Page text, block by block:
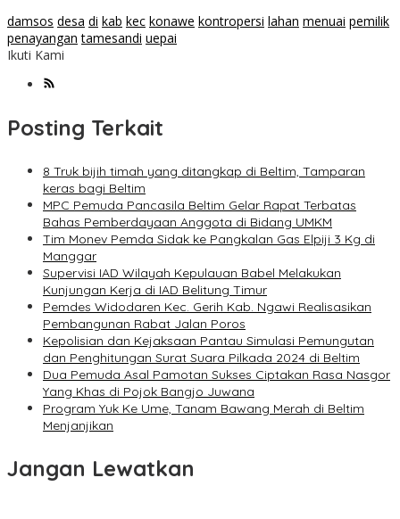
damsos desa di kab kec konawe kontropersi lahan menuai pemilik
penayangan tamesandi uepai
Ikuti Kami
Posting Terkait
8 Truk bijih timah yang ditangkap di Beltim, Tamparan
keras bagi Beltim
MPC Pemuda Pancasila Beltim Gelar Rapat Terbatas
Bahas Pemberdayaan Anggota di Bidang UMKM
Tim Monev Pemda Sidak ke Pangkalan Gas Elpiji 3 Kg di
Manggar
Supervisi IAD Wilayah Kepulauan Babel Melakukan
Kunjungan Kerja di IAD Belitung Timur
Pemdes Widodaren Kec. Gerih Kab. Ngawi Realisasikan
Pembangunan Rabat Jalan Poros
Kepolisian dan Kejaksaan Pantau Simulasi Pemungutan
dan Penghitungan Surat Suara Pilkada 2024 di Beltim
Dua Pemuda Asal Pamotan Sukses Ciptakan Rasa Nasgor
Yang Khas di Pojok Bangjo Juwana
Program Yuk Ke Ume, Tanam Bawang Merah di Beltim
Menjanjikan
Jangan Lewatkan